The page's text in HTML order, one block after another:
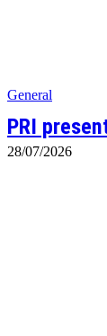
General
PRI
28/07/2026